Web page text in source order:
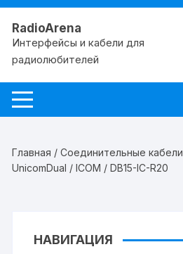
RadioArena
Интерфейсы и кабели для
радиолюбителей
Главная /Соединительные кабели
UnicomDual /ICOM / DB15-IC-R20
НАВИГАЦИЯ